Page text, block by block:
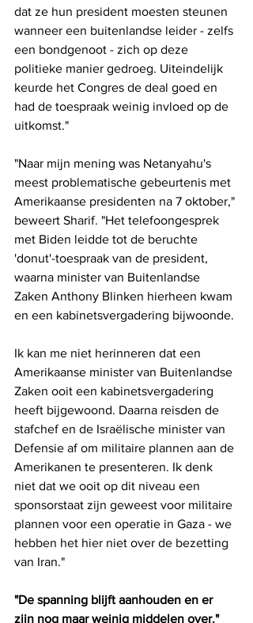
dat ze hun president moesten steunen
wanneer een buitenlandse leider - zelfs
een bondgenoot - zich op deze
politieke manier gedroeg. Uiteindelijk
keurde het Congres de deal goed en
had de toespraak weinig invloed op de
uitkomst."
"Naar mijn mening was Netanyahu's
meest problematische gebeurtenis met
Amerikaanse presidenten na 7 oktober,"
beweert Sharif. "Het telefoongesprek
met Biden leidde tot de beruchte
'donut'-toespraak van de president,
waarna minister van Buitenlandse
Zaken Anthony Blinken hierheen kwam
en een kabinetsvergadering bijwoonde.
Ik kan me niet herinneren dat een
Amerikaanse minister van Buitenlandse
Zaken ooit een kabinetsvergadering
heeft bijgewoond. Daarna reisden de
stafchef en de Israëlische minister van
Defensie af om militaire plannen aan de
Amerikanen te presenteren. Ik denk
niet dat we ooit op dit niveau een
sponsorstaat zijn geweest voor militaire
plannen voor een operatie in Gaza - we
hebben het hier niet over de bezetting
van Iran."
"De spanning blijft aanhouden en er
zijn nog maar weinig middelen over."